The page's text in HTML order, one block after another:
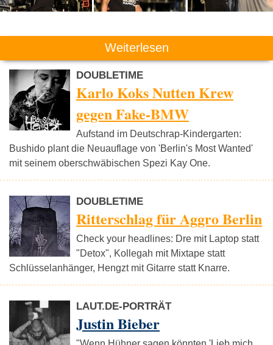
Weiterlesen
DOUBLETIME
Karlo Koks Nutten Krew
gegen Fake-BMW
Aufstand im Deutschrap-Kindergarten:
Bushido plant die Neuauflage von 'Berlin's Most Wanted'
mit seinem oberschwäbischen Spezi Kay One.
DOUBLETIME
Ritterschlag für Aggro Berlin
Check your headlines: Dre mit Laptop statt
"Detox", Kollegah mit Mixtape statt
Schlüsselanhänger, Hengzt mit Gitarre statt Knarre.
LAUT.DE-PORTRÄT
Justin Bieber